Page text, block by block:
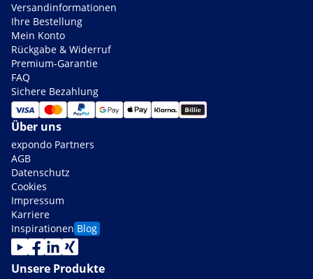
Versandinformationen
Ihre Bestellung
Mein Konto
Rückgabe & Widerruf
Premium-Garantie
FAQ
Sichere Bezahlung
Über uns
expondo Partners
AGB
Datenschutz
Cookies
Impressum
Karriere
Inspirationen Blog
Unsere Produkte